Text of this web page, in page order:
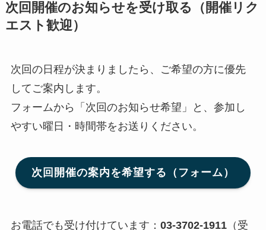
次回開催のお知らせを受け取る（開催リク
エスト歓迎）
次回の日程が決まりましたら、ご希望の方に優先
してご案内します。
フォームから「次回のお知らせ希望」と、参加し
やすい曜日・時間帯をお送りください。
次回開催の案内を希望する（フォーム）
お電話でも受け付けています： 03-3702-1911（受